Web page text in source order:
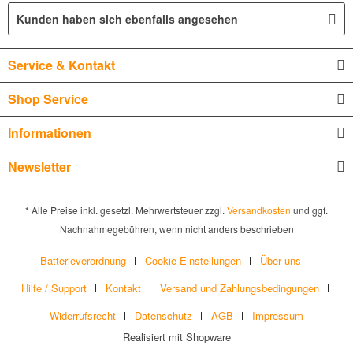
Kunden haben sich ebenfalls angesehen
Service & Kontakt
Shop Service
Informationen
Newsletter
* Alle Preise inkl. gesetzl. Mehrwertsteuer zzgl. Versandkosten und ggf.
Nachnahmegebühren, wenn nicht anders beschrieben
Batterieverordnung Cookie-Einstellungen
Über uns
Hilfe / Support
Kontakt
Versand und Zahlungsbedingungen
Widerrufsrecht
Datenschutz AGB
Impressum
Realisiert mit Shopware